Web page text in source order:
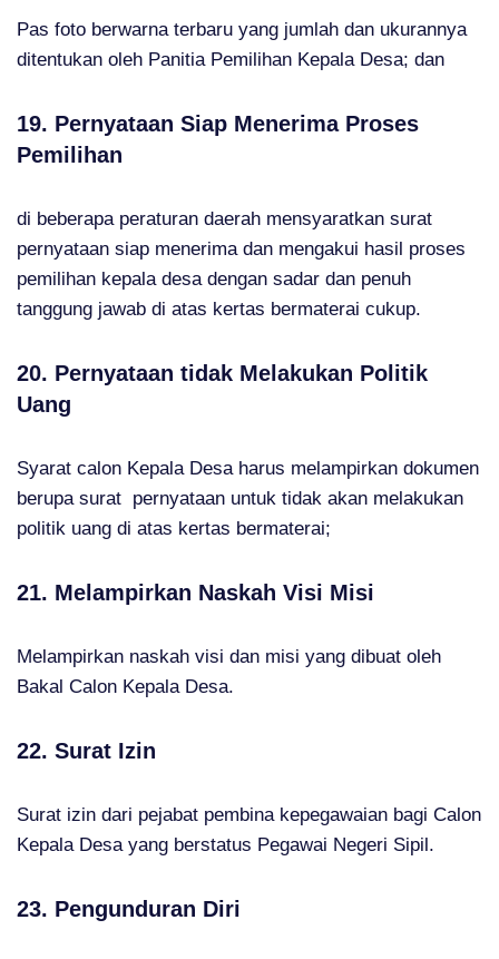
Pas foto berwarna terbaru yang jumlah dan ukurannya
ditentukan oleh Panitia Pemilihan Kepala Desa; dan
19. Pernyataan Siap Menerima Proses
Pemilihan
di beberapa peraturan daerah mensyaratkan surat
pernyataan siap menerima dan mengakui hasil proses
pemilihan kepala desa dengan sadar dan penuh
tanggung jawab di atas kertas bermaterai cukup.
20. Pernyataan tidak Melakukan Politik
Uang
Syarat calon Kepala Desa harus melampirkan dokumen
berupa surat pernyataan untuk tidak akan melakukan
politik uang di atas kertas bermaterai;
21. Melampirkan Naskah Visi Misi
Melampirkan naskah visi dan misi yang dibuat oleh
Bakal Calon Kepala Desa.
22. Surat Izin
Surat izin dari pejabat pembina kepegawaian bagi Calon
Kepala Desa yang berstatus Pegawai Negeri Sipil.
23. Pengunduran Diri